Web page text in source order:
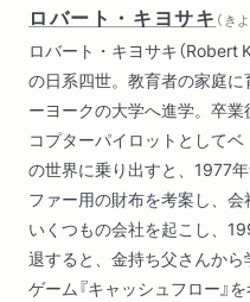
ロバート・キヨサキ （ き
ロバート・キヨサキ（Robert
の日系四世。教育者の家庭
ーヨークの大学へ進学。卒
コプターパイロットとして
の世界に乗り出すと、1977
ファー用の財布を考案し、
いくつもの会社を起こし、
退すると、金持ち父さんか
ゲーム『キャッシュフロー』